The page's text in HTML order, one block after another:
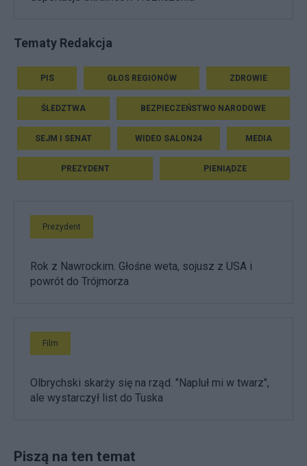
Tematy Redakcja
PIS GŁOS REGIONÓW ZDROWIE
ŚLEDZTWA BEZPIECZEŃSTWO NARODOWE
SEJM I SENAT WIDEO SALON24 MEDIA
PREZYDENT PIENIĄDZE
Prezydent
Rok z Nawrockim. Głośne weta, sojusz z USA i
powrót do Trójmorza
Film
Olbrychski skarży się na rząd. "Napluł mi w twarz",
ale wystarczył list do Tuska
Piszą na ten temat